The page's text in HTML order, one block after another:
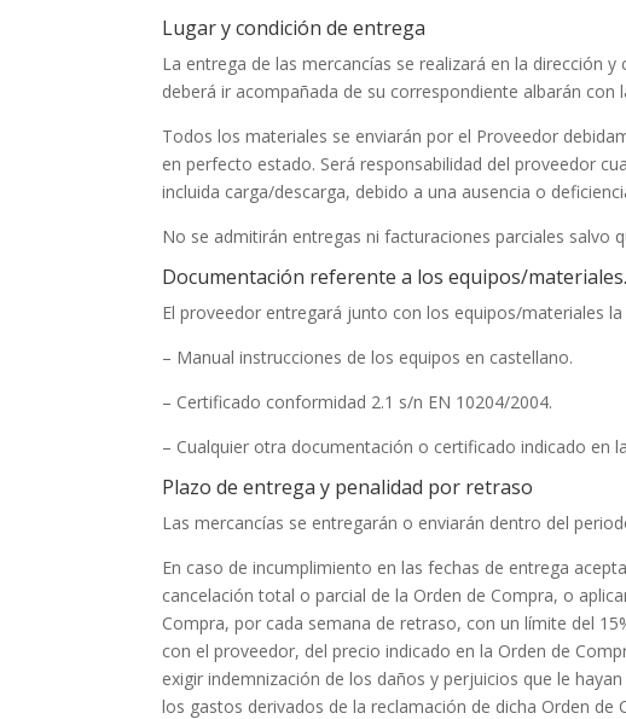
Lugar y condición de entrega
La entrega de las mercancías se realizará en la dirección
deberá ir acompañada de su correspondiente albarán con
Todos los materiales se enviarán por el Proveedor
en perfecto estado. Será responsabilidad del proveedor
incluida carga/descarga, debido a una ausencia o
No se admitirán entregas ni facturaciones parciales salvo
Documentación referente a los equipos/materiales.
El proveedor entregará junto con los equipos/materiales
– Manual instrucciones de los equipos en castellano.
– Certificado conformidad 2.1 s/n EN 10204/2004.
– Cualquier otra documentación o certificado indicado en
Plazo de entrega y penalidad por retraso
Las mercancías se entregarán o enviarán dentro del
En caso de incumplimiento en las fechas de entrega
cancelación total o parcial de la Orden de Compra, o
Compra, por cada semana de retraso, con un límite del
con el proveedor, del precio indicado en la Orden de
exigir indemnización de los daños y perjuicios que le
los gastos derivados de la reclamación de dicha Orden de